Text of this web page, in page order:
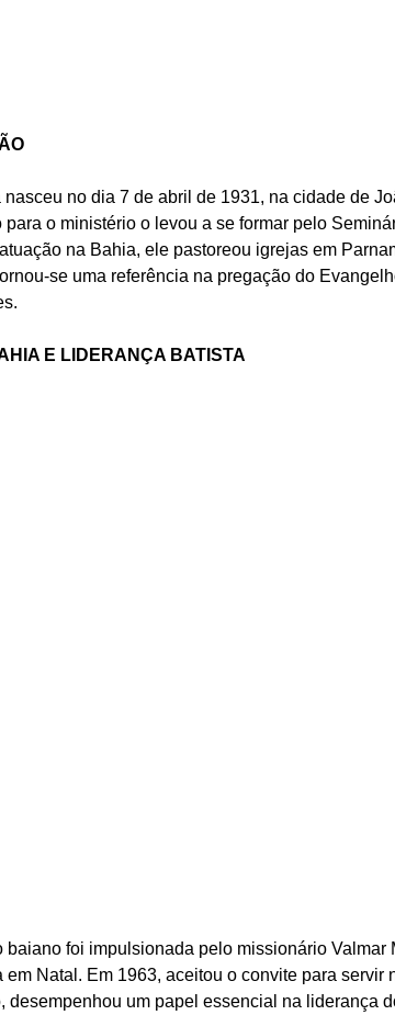
no dia 7 de abril de 1931, na cidade de
o ministério o levou a se formar pelo
na Bahia, ele pastoreou igrejas em
se uma referência na pregação do
E LIDERANÇA BATISTA
baiano foi impulsionada pelo missionário Valmar
Natal. Em 1963, aceitou o convite para servir
desempenhou um papel essencial na liderança